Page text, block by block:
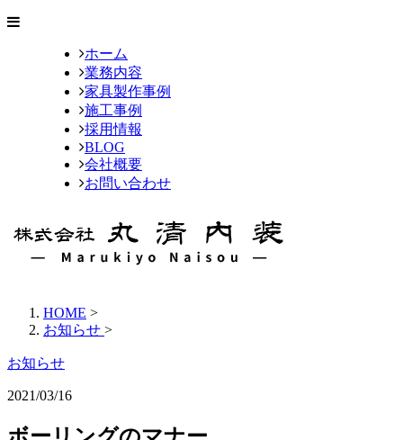
ホーム
業務内容
家具製作事例
施工事例
採用情報
BLOG
会社概要
お問い合わせ
HOME >
お知らせ >
お知らせ
2021/03/16